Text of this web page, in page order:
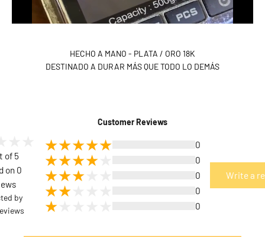
HECHO A MANO - PLATA / ORO 18K
DESTINADO A DURAR MÁS QUE TODO LO DEMÁS
Customer Reviews
of 5
on 0
by
0
0
0
0
0
Write a